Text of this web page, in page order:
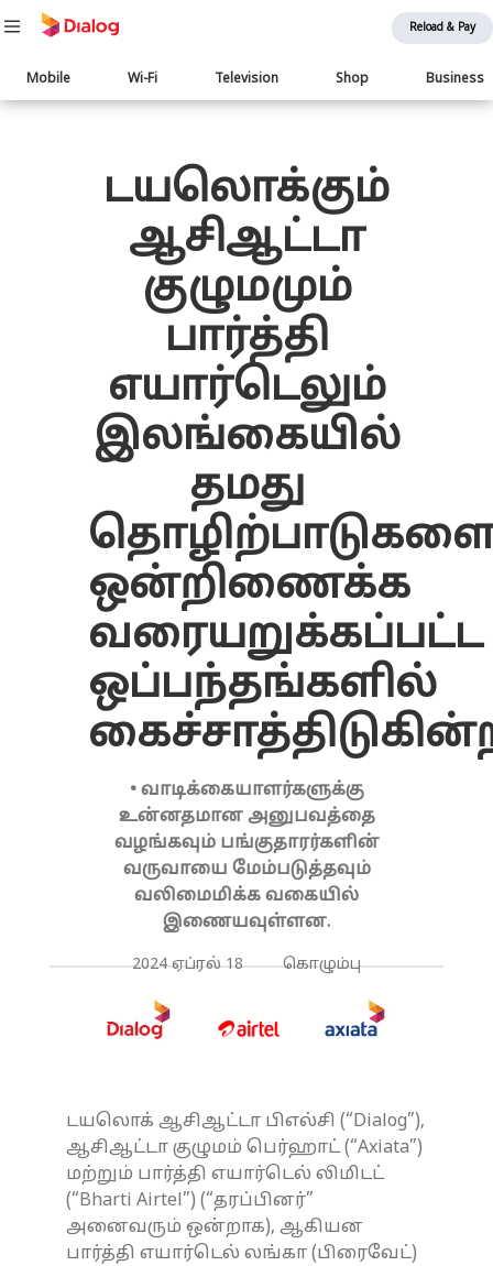
Reload & Pay
Main
navigation
Mobile Wi-Fi Television Shop Business
பொருள் விரிவாக்கம்
டயலொக்கும்
ஆசிஆட்டா
குழுமமும்
பார்த்தி
எயார்டெலும்
இலங்கையில்
தமது
ஒன்றிணைக்க
வரையறுக்கப்பட்ட
ஒப்பந்தங்களில்
• வாடிக்கையாளர்களுக்கு
உன்னதமான அனுபவத்தை
வழங்கவும் பங்குதாரர்களின்
வருவாயை மேம்படுத்தவும்
வலிமைமிக்க வகையில்
இணையவுள்ளன.
2024 ஏப்ரல் 18 கொழும்பு
டயலொக் ஆசிஆட்டா பிஎல்சி (“Dialog”),
ஆசிஆட்டா குழுமம் பெர்ஹாட் (“Axiata”)
மற்றும் பார்த்தி எயார்டெல் லிமிடட்
(“Bharti Airtel”) (“தரப்பினர்”
அனைவரும் ஒன்றாக), ஆகியன
பார்த்தி எயார்டெல் லங்கா (பிரைவேட்)